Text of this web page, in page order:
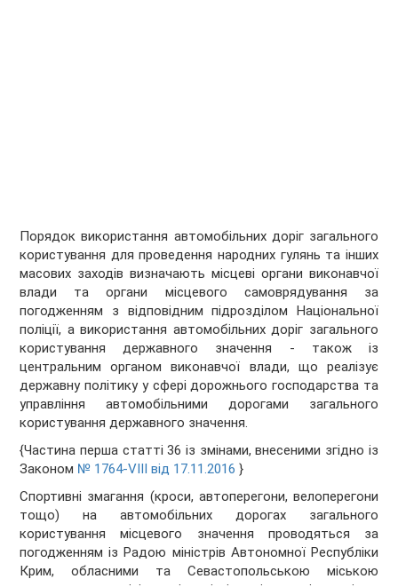
Порядок використання автомобільних доріг загального
користування для проведення народних гулянь та інших
масових заходів визначають місцеві органи виконавчої
влади та органи місцевого самоврядування за
погодженням з відповідним підрозділом Національної
поліції, а використання автомобільних доріг загального
користування державного значення - також із
центральним органом виконавчої влади, що реалізує
державну політику у сфері дорожнього господарства та
управління автомобільними дорогами загального
користування державного значення.
{Частина перша статті 36 із змінами, внесеними згідно із
Законом № 1764-VIII від 17.11.2016 }
Спортивні змагання (кроси, автоперегони, велоперегони
тощо) на автомобільних дорогах загального
користування місцевого значення проводяться за
погодженням із Радою міністрів Автономної Республіки
Крим, обласними та Севастопольською міською